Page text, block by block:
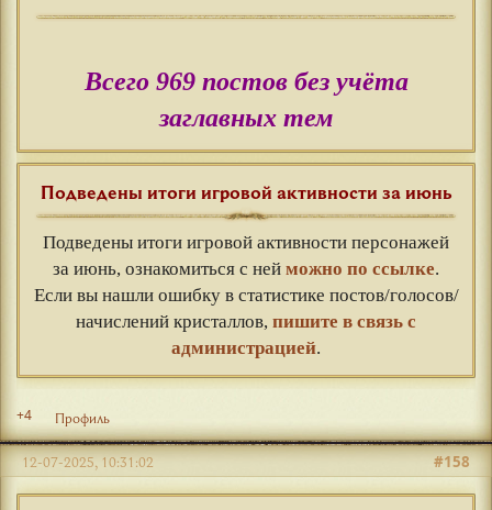
Всего 969 постов без учёта
заглавных тем
Подведены итоги игровой активности за июнь
Подведены итоги игровой активности персонажей
за июнь, ознакомиться с ней можно по ссылке.
Если вы нашли ошибку в статистике постов/голосов/
начислений кристаллов, пишите в связь с
администрацией.
+4 Профиль
#158
12-07-2025, 10:31:02